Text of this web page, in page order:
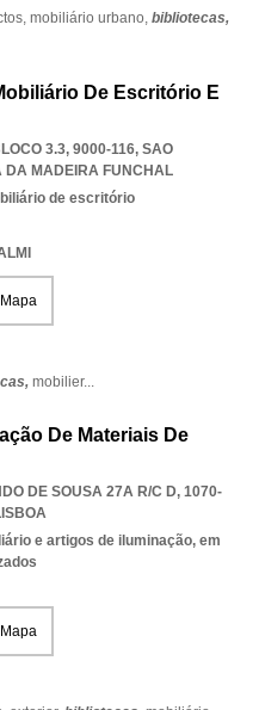
mobiliário urbano, bibliotecas,
De Escritório E
3.3, 9000-116, SAO
DA MADEIRA FUNCHAL
de escritório
mobilier...
De Materiais De
DE SOUSA 27A R/C D, 1070-
e artigos de iluminação, em